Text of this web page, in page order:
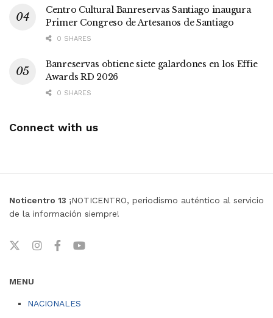
Centro Cultural Banreservas Santiago inaugura
Primer Congreso de Artesanos de Santiago
0 SHARES
Banreservas obtiene siete galardones en los Effie
Awards RD 2026
0 SHARES
Connect with us
Noticentro 13 ¡NOTICENTRO, periodismo auténtico al servicio
de la información siempre!
MENU
NACIONALES